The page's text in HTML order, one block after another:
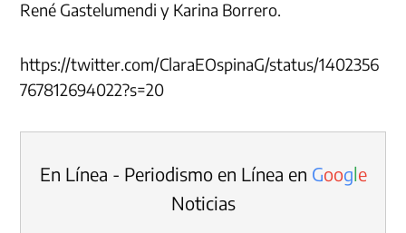
René Gastelumendi y Karina Borrero.
https://twitter.com/ClaraEOspinaG/status/1402356
767812694022?s=20
En Línea - Periodismo en Línea en Google
Noticias